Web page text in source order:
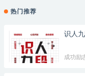
热门推荐
识人
成功励